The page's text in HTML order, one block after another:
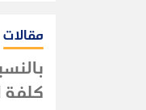
مقالات
كلفة